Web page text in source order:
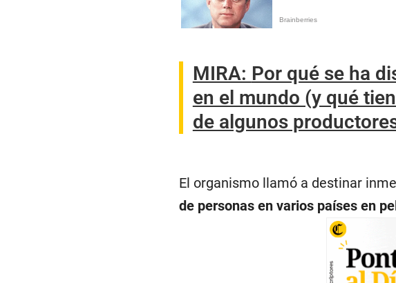
MIRA: Por qué se ha
en el mundo (y qué
de algunos
El organismo llamó a destinar
de personas en varios países en